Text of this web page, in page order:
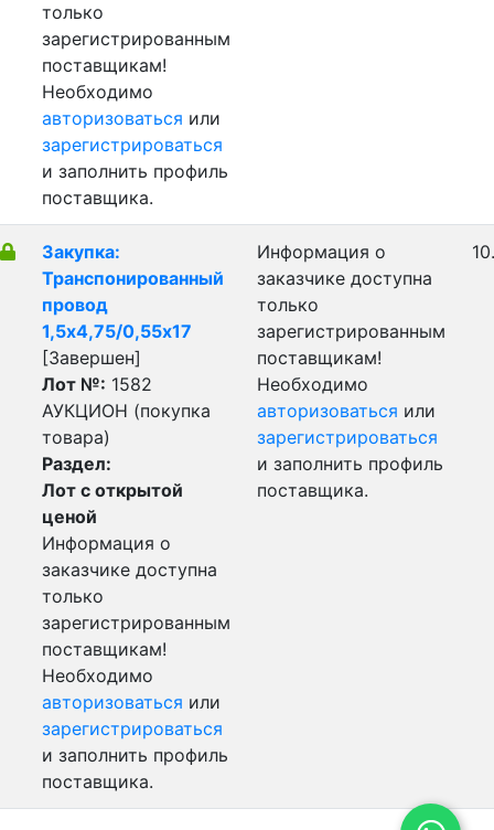
только
зарегистрированным
поставщикам!
Необходимо
авторизоваться или
зарегистрироваться
и заполнить профиль
поставщика.
Закупка:
Транспонированный
провод
1,5х4,75/0,55х17
[Завершен]
Лот №: 1582
АУКЦИОН (покупка
товара)
Раздел:
Лот с открытой
ценой
Информация о
заказчике доступна
только
зарегистрированным
поставщикам!
Необходимо
авторизоваться или
зарегистрироваться
и заполнить профиль
поставщика.
Информация о
заказчике доступна
только
зарегистрированным
поставщикам!
Необходимо
авторизоваться или
зарегистрироваться
и заполнить профиль
поставщика.